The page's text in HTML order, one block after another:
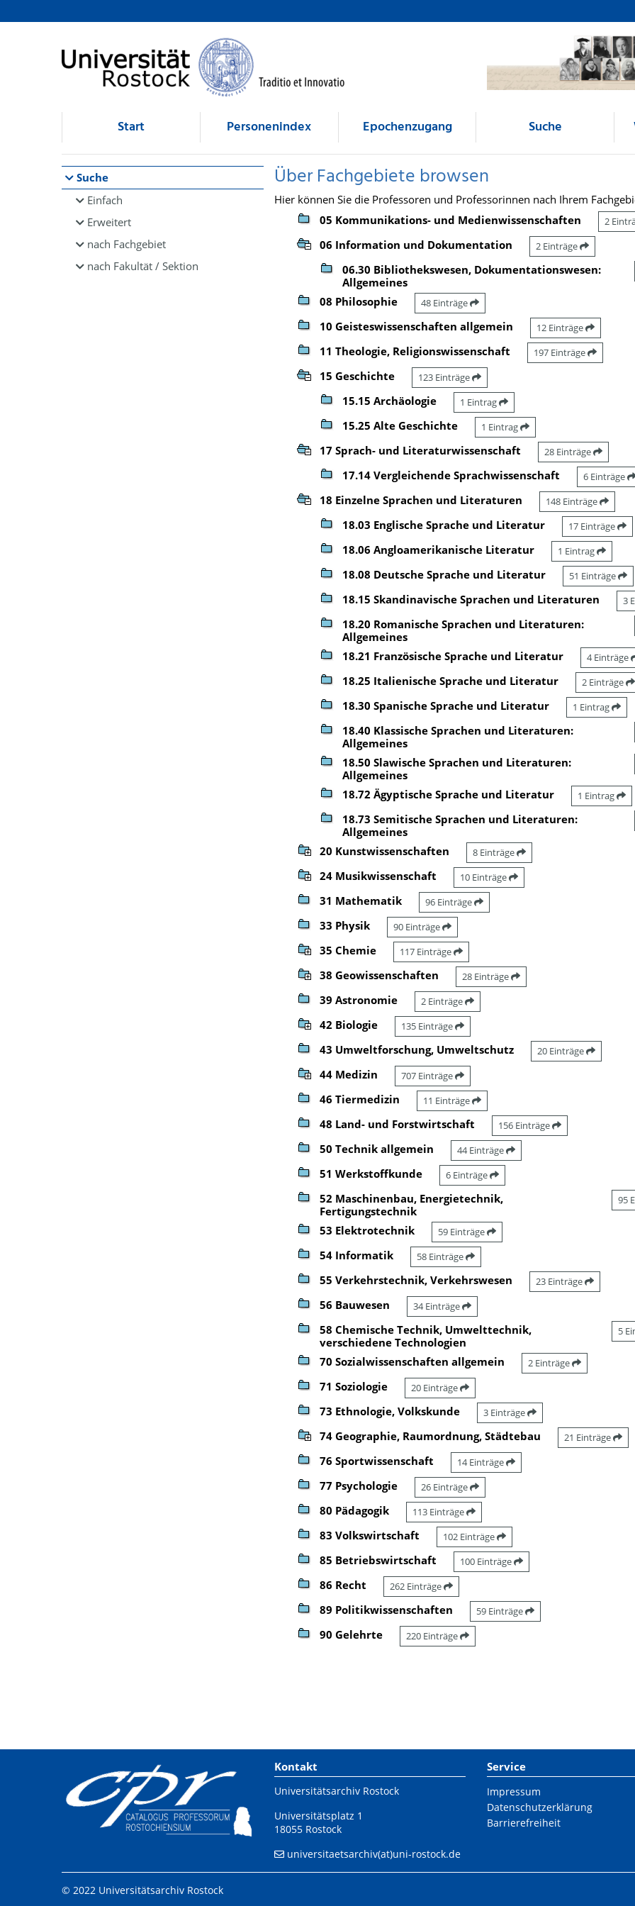
Browsen
direkt zum Inhalt
Start Personenindex Epochenzugang Suche
Suche
Einfach
Erweitert
nach Fachgebiet
nach Fakultät / Sektion
Über Fachgebiete browsen
Hier können Sie die Professoren und Professorinnen nach Ihrem
05 Kommunikations- und Medienwissenschaften
2
06 Information und Dokumentation 2 Einträge
06.30 Bibliothekswesen, Dokumentationswesen:
Allgemeines
08 Philosophie 48 Einträge
10 Geisteswissenschaften allgemein 12 Einträge
11 Theologie, Religionswissenschaft 197 Einträge
15 Geschichte 123 Einträge
15.15 Archäologie 1 Eintrag
15.25 Alte Geschichte 1 Eintrag
17 Sprach- und Literaturwissenschaft 28 Einträge
17.14 Vergleichende Sprachwissenschaft 6 Einträge
18 Einzelne Sprachen und Literaturen 148 Einträge
18.03 Englische Sprache und Literatur 17 Einträge
18.06 Angloamerikanische Literatur 1 Eintrag
18.08 Deutsche Sprache und Literatur 51 Einträge
18.15 Skandinavische Sprachen und Literaturen 3
18.20 Romanische Sprachen und Literaturen:
Allgemeines
18.21 Französische Sprache und Literatur 4 Einträge
18.25 Italienische Sprache und Literatur 2 Einträge
18.30 Spanische Sprache und Literatur 1 Eintrag
18.40 Klassische Sprachen und Literaturen:
Allgemeines
18.50 Slawische Sprachen und Literaturen:
Allgemeines
18.72 Ägyptische Sprache und Literatur 1 Eintrag
18.73 Semitische Sprachen und Literaturen:
Allgemeines
20 Kunstwissenschaften 8 Einträge
24 Musikwissenschaft 10 Einträge
31 Mathematik 96 Einträge
33 Physik 90 Einträge
35 Chemie 117 Einträge
38 Geowissenschaften 28 Einträge
39 Astronomie 2 Einträge
42 Biologie 135 Einträge
43 Umweltforschung, Umweltschutz 20 Einträge
44 Medizin 707 Einträge
46 Tiermedizin 11 Einträge
48 Land- und Forstwirtschaft 156 Einträge
50 Technik allgemein 44 Einträge
51 Werkstoffkunde 6 Einträge
52 Maschinenbau, Energietechnik,
Fertigungstechnik
95
53 Elektrotechnik 59 Einträge
54 Informatik 58 Einträge
55 Verkehrstechnik, Verkehrswesen 23 Einträge
56 Bauwesen 34 Einträge
58 Chemische Technik, Umwelttechnik,
verschiedene Technologien
5
70 Sozialwissenschaften allgemein 2 Einträge
71 Soziologie 20 Einträge
73 Ethnologie, Volkskunde 3 Einträge
74 Geographie, Raumordnung, Städtebau 21 Einträge
76 Sportwissenschaft 14 Einträge
77 Psychologie 26 Einträge
80 Pädagogik 113 Einträge
83 Volkswirtschaft 102 Einträge
85 Betriebswirtschaft 100 Einträge
86 Recht 262 Einträge
89 Politikwissenschaften 59 Einträge
90 Gelehrte 220 Einträge
Kontakt
Universitätsarchiv Rostock
Universitätsplatz 1
18055 Rostock
universitaetsarchiv(at)uni-rostock.de
Service
Impressum
Datenschutzerklärung
Barrierefreiheit
© 2022 Universitätsarchiv Rostock